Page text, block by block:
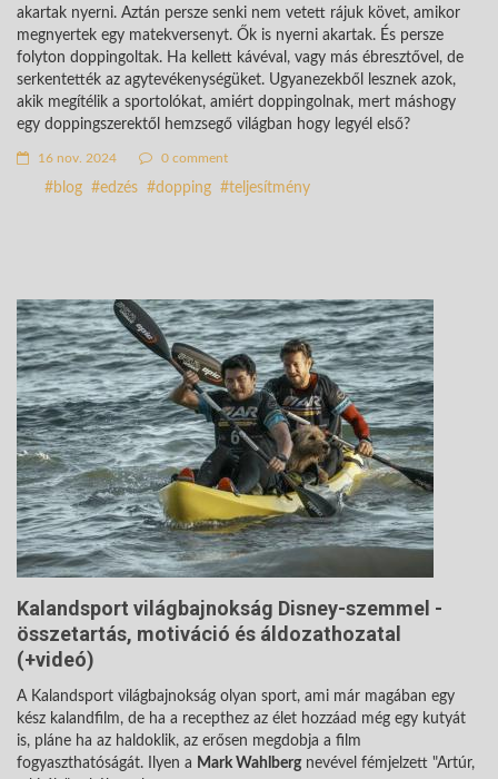
akartak nyerni. Aztán persze senki nem vetett rájuk követ, amikor
megnyertek egy matekversenyt. Ők is nyerni akartak. És persze
folyton doppingoltak. Ha kellett kávéval, vagy más ébresztővel, de
serkentették az agytevékenységüket. Ugyanezekből lesznek azok,
akik megítélik a sportolókat, amiért doppingolnak, mert máshogy
egy doppingszerektől hemzsegő világban hogy legyél első?
16 nov. 2024 0 comment
blog edzés dopping teljesítmény
Kalandsport világbajnokság Disney-szemmel -
összetartás, motiváció és áldozathozatal
(+videó)
A Kalandsport világbajnokság olyan sport, ami már magában egy
kész kalandfilm, de ha a recepthez az élet hozzáad még egy kutyát
is, pláne ha az haldoklik, az erősen megdobja a film
fogyaszthatóságát. Ilyen a Mark Wahlbergnevével fémjelzett "Artúr,